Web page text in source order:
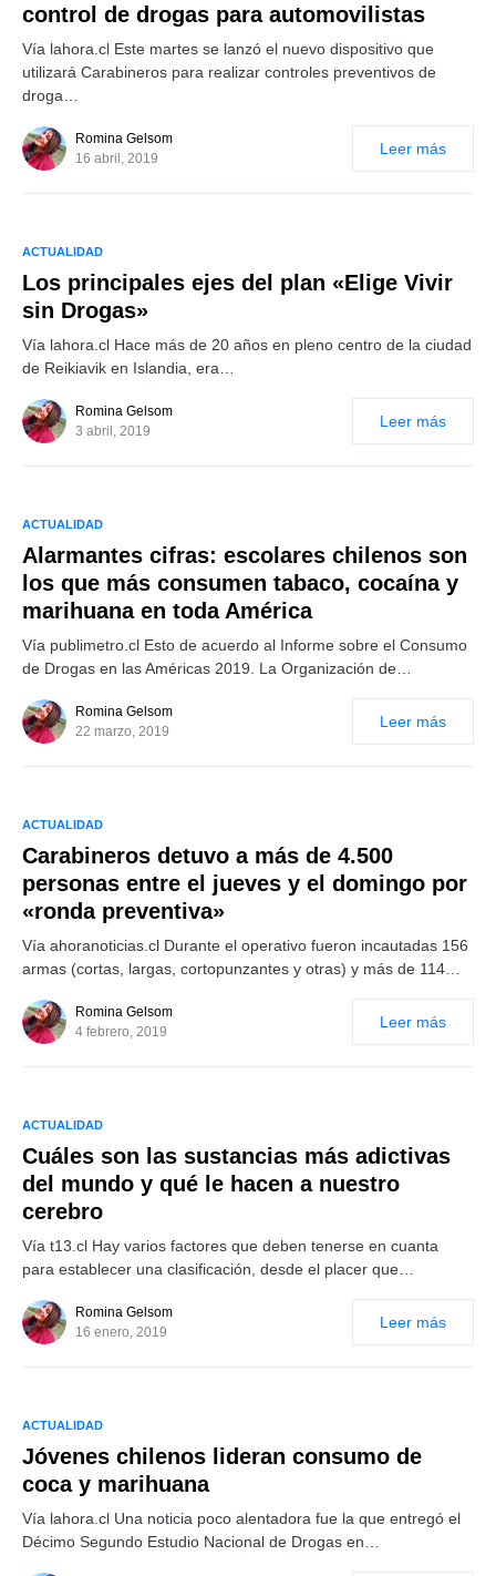
control de drogas para automovilistas
Vía lahora.cl Este martes se lanzó el nuevo dispositivo que
utilizará Carabineros para realizar controles preventivos de
droga…
Romina Gelsom
16 abril, 2019
Leer más
ACTUALIDAD
Los principales ejes del plan «Elige Vivir
sin Drogas»
Vía lahora.cl Hace más de 20 años en pleno centro de la ciudad
de Reikiavik en Islandia, era…
Romina Gelsom
3 abril, 2019
Leer más
ACTUALIDAD
Alarmantes cifras: escolares chilenos son
los que más consumen tabaco, cocaína y
marihuana en toda América
Vía publimetro.cl Esto de acuerdo al Informe sobre el Consumo
de Drogas en las Américas 2019. La Organización de…
Romina Gelsom
22 marzo, 2019
Leer más
ACTUALIDAD
Carabineros detuvo a más de 4.500
personas entre el jueves y el domingo por
«ronda preventiva»
Vía ahoranoticias.cl Durante el operativo fueron incautadas 156
armas (cortas, largas, cortopunzantes y otras) y más de 114…
Romina Gelsom
4 febrero, 2019
Leer más
ACTUALIDAD
Cuáles son las sustancias más adictivas
del mundo y qué le hacen a nuestro
cerebro
Vía t13.cl Hay varios factores que deben tenerse en cuanta
para establecer una clasificación, desde el placer que…
Romina Gelsom
16 enero, 2019
Leer más
ACTUALIDAD
Jóvenes chilenos lideran consumo de
coca y marihuana
Vía lahora.cl Una noticia poco alentadora fue la que entregó el
Décimo Segundo Estudio Nacional de Drogas en…